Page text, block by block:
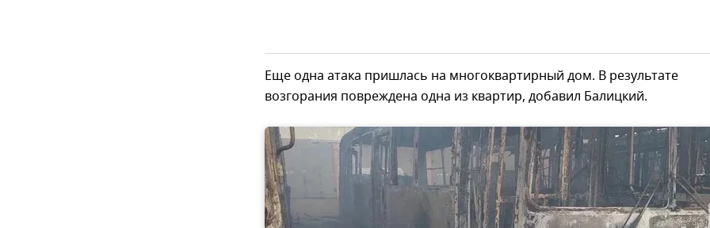
Еще одна атака пришлась на многоквартирный дом. В результате
возгорания повреждена одна из квартир, добавил Балицкий.